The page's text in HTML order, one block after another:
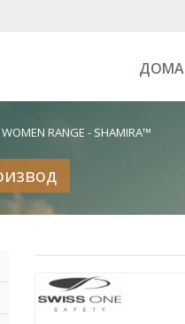
ДОМА
WOMEN RANGE - SHAMIRA™